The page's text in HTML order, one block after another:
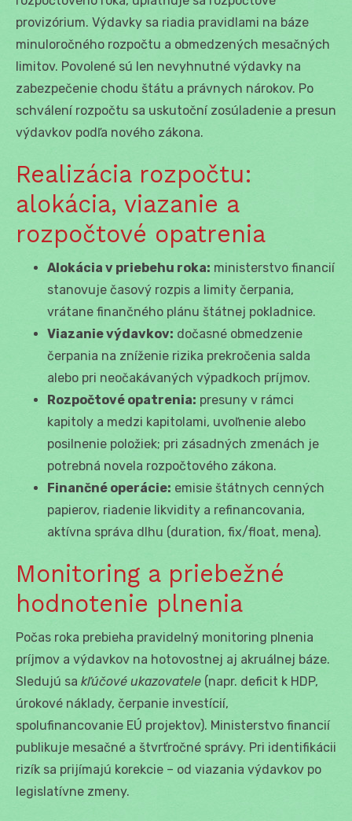
provizórium. Výdavky sa riadia pravidlami na báze
minuloročného rozpočtu a obmedzených mesačných
limitov. Povolené sú len nevyhnutné výdavky na
zabezpečenie chodu štátu a právnych nárokov. Po
schválení rozpočtu sa uskutoční zosúladenie a presun
výdavkov podľa nového zákona.
Realizácia rozpočtu:
alokácia, viazanie a
rozpočtové opatrenia
Alokácia v priebehu roka: ministerstvo financií
stanovuje časový rozpis a limity čerpania,
vrátane finančného plánu štátnej pokladnice.
Viazanie výdavkov: dočasné obmedzenie
čerpania na zníženie rizika prekročenia salda
alebo pri neočakávaných výpadkoch príjmov.
Rozpočtové opatrenia: presuny v rámci
kapitoly a medzi kapitolami, uvoľnenie alebo
posilnenie položiek; pri zásadných zmenách je
potrebná novela rozpočtového zákona.
Finančné operácie: emisie štátnych cenných
papierov, riadenie likvidity a refinancovania,
aktívna správa dlhu (duration, fix/float, mena).
Monitoring a priebežné
hodnotenie plnenia
Počas roka prebieha pravidelný monitoring plnenia
príjmov a výdavkov na hotovostnej aj akruálnej báze.
Sledujú sa kľúčové ukazovatele (napr. deficit k HDP,
úrokové náklady, čerpanie investícií,
spolufinancovanie EÚ projektov). Ministerstvo financií
publikuje mesačné a štvrťročné správy. Pri identifikácii
rizík sa prijímajú korekcie – od viazania výdavkov po
legislatívne zmeny.